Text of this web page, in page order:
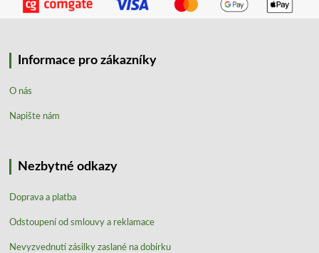
Informace pro zákazníky
O nás
Napište nám
Nezbytné odkazy
Doprava a platba
Odstoupení od smlouvy a reklamace
Nevyzvednutí zásilky zaslané na dobírku